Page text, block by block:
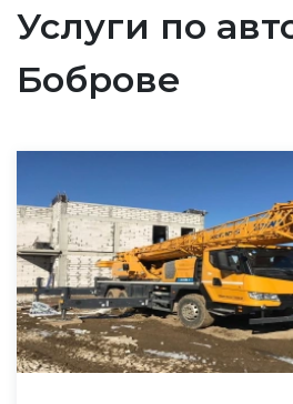
Услуги по
Боброве